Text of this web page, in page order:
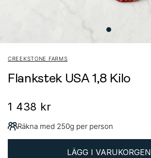
CREEKSTONE FARMS
Flankstek USA 1,8 Kilo
1 438 kr
Räkna med 250g per person
LÄGG I VARUKORGEN